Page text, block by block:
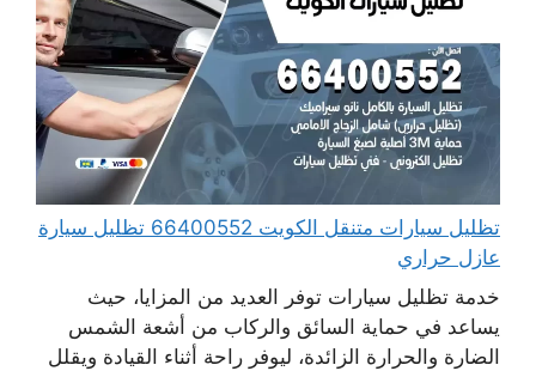
تظليل سيارات متنقل الكويت 66400552 تظليل سيارة
عازل حراري
خدمة تظليل سيارات توفر العديد من المزايا، حيث
يساعد في حماية السائق والركاب من أشعة الشمس
الضارة والحرارة الزائدة، ليوفر راحة أثناء القيادة ويقلل